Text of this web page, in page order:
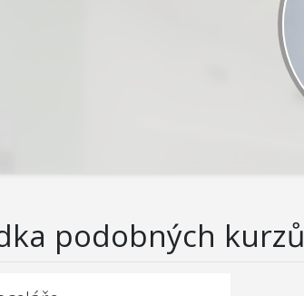
podobných kurzů